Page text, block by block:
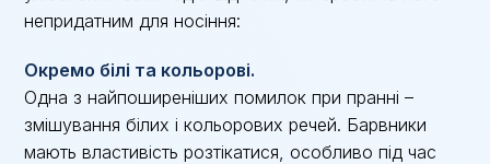
непридатним для носіння:
Окремо білі та кольорові.
Одна з найпоширеніших помилок при пранні –
змішування білих і кольорових речей. Барвники
мають властивість розтікатися, особливо під час